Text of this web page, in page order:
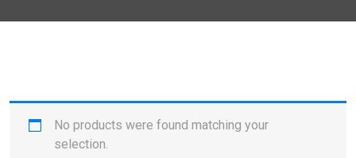
No products were found matching your
selection.